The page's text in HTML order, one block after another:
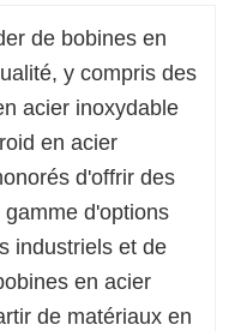
de bobines en
y compris des
acier inoxydable
en acier
d'offrir des
d'options
industriels et de
en acier
de matériaux en